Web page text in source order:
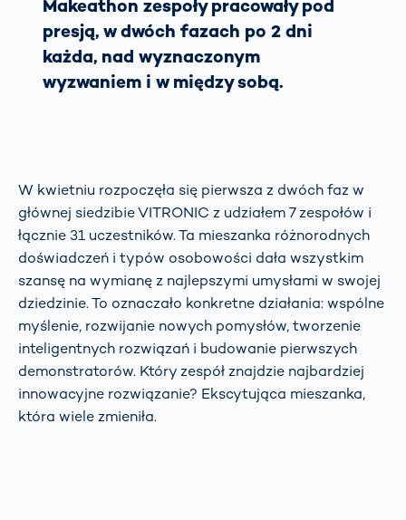
Makeathon zespoły pracowały pod
presją, w dwóch fazach po 2 dni
każda, nad wyznaczonym
wyzwaniem i w między sobą.
W kwietniu rozpoczęła się pierwsza z dwóch faz w
głównej siedzibie VITRONIC z udziałem 7 zespołów i
łącznie 31 uczestników. Ta mieszanka różnorodnych
doświadczeń i typów osobowości dała wszystkim
szansę na wymianę z najlepszymi umysłami w swojej
dziedzinie. To oznaczało konkretne działania: wspólne
myślenie, rozwijanie nowych pomysłów, tworzenie
inteligentnych rozwiązań i budowanie pierwszych
demonstratorów. Który zespół znajdzie najbardziej
innowacyjne rozwiązanie? Ekscytująca mieszanka,
która wiele zmieniła.